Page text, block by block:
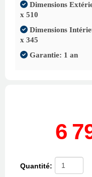
Dimensions
x 510
Dimensions
x 345
Garantie: 1 an
6
Quantité: